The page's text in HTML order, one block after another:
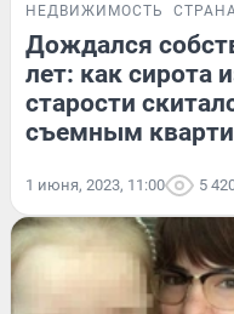
НЕДВИЖИМОСТЬ
Дождался
лет: как сирота
старости
съемным
1 июня, 2023, 11:00 5